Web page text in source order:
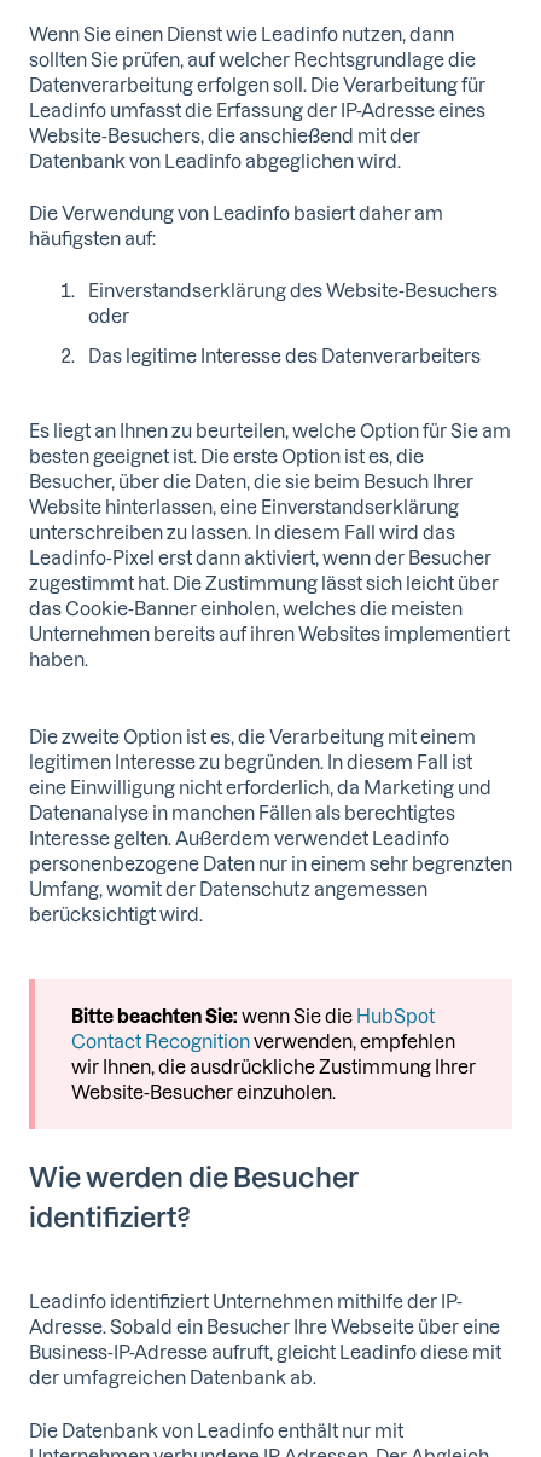
Wenn Sie einen Dienst wie Leadinfo nutzen, dann
sollten Sie prüfen, auf welcher Rechtsgrundlage die
Datenverarbeitung erfolgen soll. Die Verarbeitung für
Leadinfo umfasst die Erfassung der IP-Adresse eines
Website-Besuchers, die anschießend mit der
Datenbank von Leadinfo abgeglichen wird.
Die Verwendung von Leadinfo basiert daher am
häufigsten auf:
Einverstandserklärung des Website-Besuchers
oder
Das legitime Interesse des Datenverarbeiters
Es liegt an Ihnen zu beurteilen, welche Option für Sie am
besten geeignet ist. Die erste Option ist es, die
Besucher, über die Daten, die sie beim Besuch Ihrer
Website hinterlassen, eine Einverstandserklärung
unterschreiben zu lassen. In diesem Fall wird das
Leadinfo-Pixel erst dann aktiviert, wenn der Besucher
zugestimmt hat. Die Zustimmung lässt sich leicht über
das Cookie-Banner einholen, welches die meisten
Unternehmen bereits auf ihren Websites implementiert
haben.
Die zweite Option ist es, die Verarbeitung mit einem
legitimen Interesse zu begründen. In diesem Fall ist
eine Einwilligung nicht erforderlich, da Marketing und
Datenanalyse in manchen Fällen als berechtigtes
Interesse gelten. Außerdem verwendet Leadinfo
personenbezogene Daten nur in einem sehr begrenzten
Umfang, womit der Datenschutz angemessen
berücksichtigt wird.
Bitte beachten Sie: wenn Sie die HubSpot
Contact Recognitionverwenden, empfehlen
wir Ihnen, die ausdrückliche Zustimmung Ihrer
Website-Besucher einzuholen.
Wie werden die Besucher
identifiziert?
Leadinfo identifiziert Unternehmen mithilfe der IP-
Adresse. Sobald ein Besucher Ihre Webseite über eine
Business-IP-Adresse aufruft, gleicht Leadinfo diese mit
der umfagreichen Datenbank ab.
Die Datenbank von Leadinfo enthält nur mit